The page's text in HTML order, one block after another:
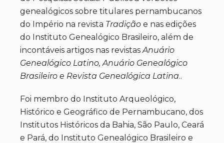
genealógicos sobre titulares pernambucanos
do Império na revista Tradição e nas edições
do Instituto Genealógico Brasileiro, além de
incontáveis artigos nas revistasAnuário
Genealógico Latino, Anuário Genealógico
Brasileiro e Revista Genealógica Latina..
Foi membro do Instituto Arqueológico,
Histórico e Geográfico de Pernambucano, dos
Institutos Históricos da Bahia, São Paulo, Ceará
e Pará, do Instituto Genealógico Brasileiro e